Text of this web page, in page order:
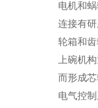
电机和
连接有
轮箱和
上碗机
而形成
电气控